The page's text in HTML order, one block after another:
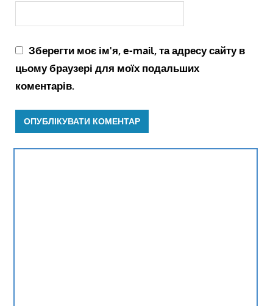
Зберегти моє ім'я, e-mail, та адресу сайту в
цьому браузері для моїх подальших
коментарів.